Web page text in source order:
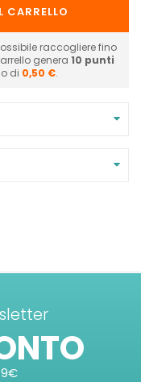
CARRELLO
raccogliere fino
genera 10 punti
di 0,50 €.